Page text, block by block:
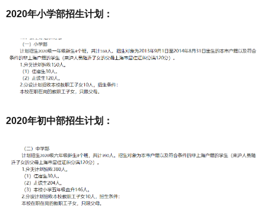
2020年小学部招生计划：
2020年初中部招生计划：